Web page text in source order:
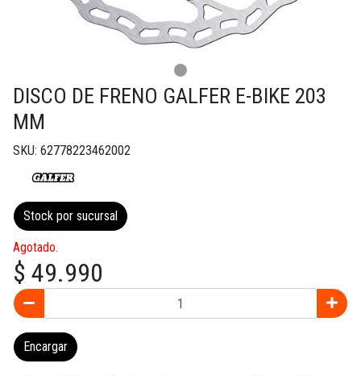
DISCO DE FRENO GALFER E-BIKE 203
MM
SKU: 62778223462002
Stock por sucursal
Agotado.
$ 49.990
Encargar